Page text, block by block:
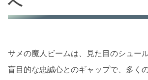
サメの魔人ビームは、見た目のシュー
盲目的な忠誠心とのギャップで、多く